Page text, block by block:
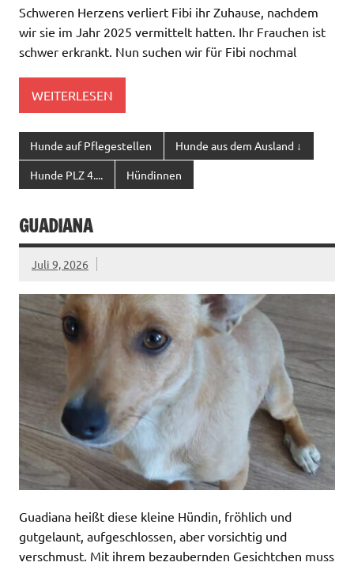
Schweren Herzens verliert Fibi ihr Zuhause, nachdem
wir sie im Jahr 2025 vermittelt hatten. Ihr Frauchen ist
schwer erkrankt. Nun suchen wir für Fibi nochmal
WEITERLESEN
Hunde auf Pflegestellen Hunde aus dem Ausland ↓
Hunde PLZ 4.... Hündinnen
GUADIANA
Juli 9, 2026
Guadiana heißt diese kleine Hündin, fröhlich und
gutgelaunt, aufgeschlossen, aber vorsichtig und
verschmust. Mit ihrem bezaubernden Gesichtchen muss